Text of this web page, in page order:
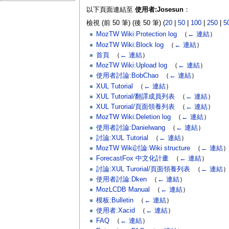
以下頁面連結至 使用者:Josesun：
檢視 (前 50 筆) (後 50 筆) (20| 50| 100| 250|
MozTW Wiki:Protection log‎ （ ← 連結）
MozTW Wiki:Block log‎ （ ← 連結）
首頁‎ （ ← 連結）
MozTW Wiki:Upload log‎ （ ← 連結）
使用者討論:BobChao‎ （ ← 連結）
XUL Tutorial
（ ← 連結）
XUL Tutorial/翻譯成員列表‎ （ ← 連結）
XUL Turorial/頁面領養列表‎ （ ← 連結）
MozTW Wiki:Deletion log‎ （ ← 連結）
使用者討論:Danielwang‎ （ ← 連結）
討論:XUL Tutorial
（ ← 連結）
MozTW Wiki討論:Wiki structure‎ （ ← 連結）
ForecastFox 中文化計畫‎ （ ← 連結）
討論:XUL Turorial/頁面領養列表‎ （ ← 連結）
使用者討論:Dken‎ （ ← 連結）
MozLCDB Manual
（ ← 連結）
模板:Bulletin‎ （ ← 連結）
使用者:Xacid
（ ← 連結）
FAQ‎ （ ← 連結）